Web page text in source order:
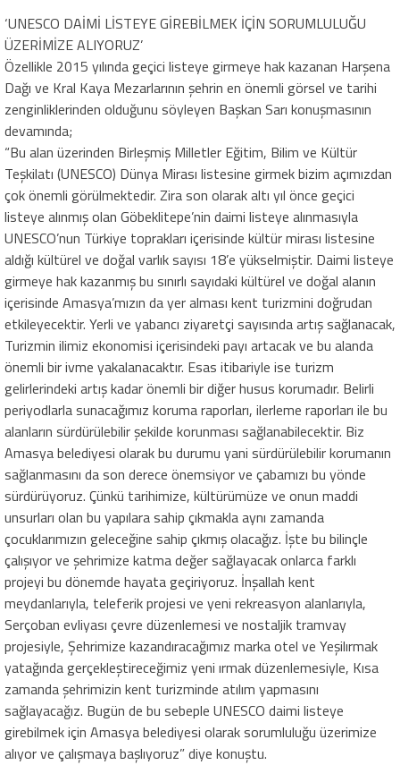
‘UNESCO DAİMİ LİSTEYE GİREBİLMEK İÇİN SORUMLULUĞU
ÜZERİMİZE ALIYORUZ’
Özellikle 2015 yılında geçici listeye girmeye hak kazanan Harşena
Dağı ve Kral Kaya Mezarlarının şehrin en önemli görsel ve tarihi
zenginliklerinden olduğunu söyleyen Başkan Sarı konuşmasının
devamında;
“Bu alan üzerinden Birleşmiş Milletler Eğitim, Bilim ve Kültür
Teşkilatı (UNESCO) Dünya Mirası listesine girmek bizim açımızdan
çok önemli görülmektedir. Zira son olarak altı yıl önce geçici
listeye alınmış olan Göbeklitepe’nin daimi listeye alınmasıyla
UNESCO’nun Türkiye toprakları içerisinde kültür mirası listesine
aldığı kültürel ve doğal varlık sayısı 18’e yükselmiştir. Daimi listeye
girmeye hak kazanmış bu sınırlı sayıdaki kültürel ve doğal alanın
içerisinde Amasya’mızın da yer alması kent turizmini doğrudan
etkileyecektir. Yerli ve yabancı ziyaretçi sayısında artış sağlanacak,
Turizmin ilimiz ekonomisi içerisindeki payı artacak ve bu alanda
önemli bir ivme yakalanacaktır. Esas itibariyle ise turizm
gelirlerindeki artış kadar önemli bir diğer husus korumadır. Belirli
periyodlarla sunacağımız koruma raporları, ilerleme raporları ile bu
alanların sürdürülebilir şekilde korunması sağlanabilecektir. Biz
Amasya belediyesi olarak bu durumu yani sürdürülebilir korumanın
sağlanmasını da son derece önemsiyor ve çabamızı bu yönde
sürdürüyoruz. Çünkü tarihimize, kültürümüze ve onun maddi
unsurları olan bu yapılara sahip çıkmakla aynı zamanda
çocuklarımızın geleceğine sahip çıkmış olacağız. İşte bu bilinçle
çalışıyor ve şehrimize katma değer sağlayacak onlarca farklı
projeyi bu dönemde hayata geçiriyoruz. İnşallah kent
meydanlarıyla, teleferik projesi ve yeni rekreasyon alanlarıyla,
Serçoban evliyası çevre düzenlemesi ve nostaljik tramvay
projesiyle, Şehrimize kazandıracağımız marka otel ve Yeşilırmak
yatağında gerçekleştireceğimiz yeni ırmak düzenlemesiyle, Kısa
zamanda şehrimizin kent turizminde atılım yapmasını
sağlayacağız. Bugün de bu sebeple UNESCO daimi listeye
girebilmek için Amasya belediyesi olarak sorumluluğu üzerimize
alıyor ve çalışmaya başlıyoruz” diye konuştu.